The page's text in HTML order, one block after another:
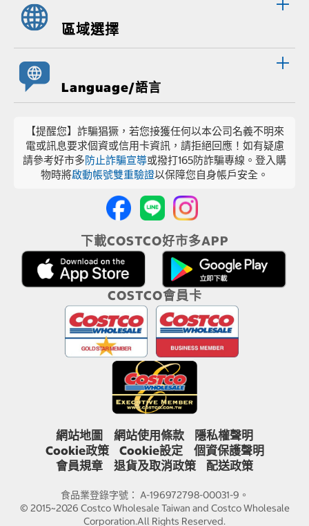
區域選擇
Language/語言
【提醒您】詐騙猖獗，若您接獲任何以本公司名義不明來
電或訊息要求個資或信用卡資訊，請拒絕回應！如有疑慮
請參考好市多防止詐騙宣導或撥打165防詐騙專線。登入購
物時將啟動帳號雙重驗證以保障您自身帳戶安全。
下載COSTCO好市多APP
COSTCO會員卡
網站地圖 網站使用條款
隱私權聲明
Cookie政策
Cookie設定
個資保護聲明
會員規章
退貨及取消政策 配送政策
食品業登錄字號： A-196972798-00031-9。
© 2015~2026 Costco Wholesale Taiwan and Costco Wholesale
Corporation.All Rights Reserved.